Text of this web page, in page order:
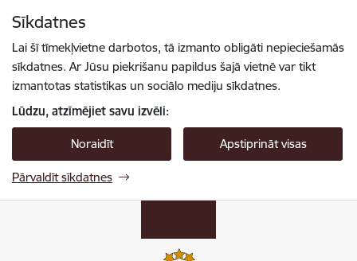
Sīkdatnes
Lai šī tīmekļvietne darbotos, tā izmanto obligāti nepieciešamās
sīkdatnes. Ar Jūsu piekrišanu papildus šajā vietnē var tikt
izmantotas statistikas un sociālo mediju sīkdatnes.
Lūdzu, atzīmējiet savu izvēli:
Noraidīt Apstiprināt visas
Pārvaldīt sīkdatnes